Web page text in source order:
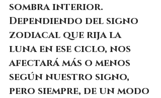
sombra interior.
Dependiendo del signo
zodiacal que rija la
luna en ese ciclo, nos
afectará más o menos
según nuestro signo,
pero siempre, de un modo